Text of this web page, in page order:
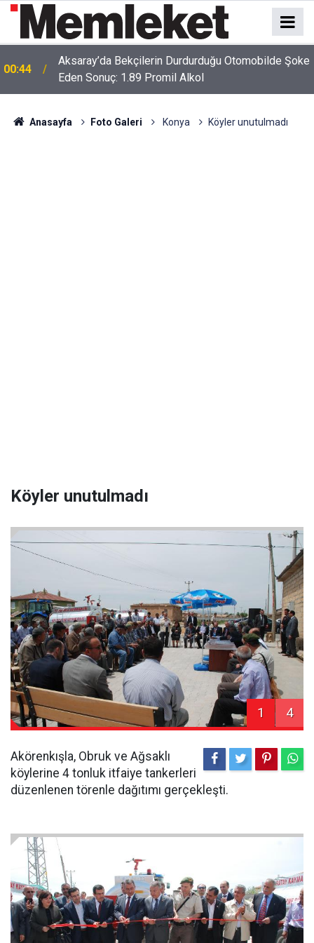
00:44
Aksaray’da Bekçilerin Durdurduğu Otomobilde Şoke
Eden Sonuç: 1.89 Promil Alkol
Anasayfa Foto Galeri Konya Köyler unutulmadı
Köyler unutulmadı
1 4
Akörenkışla, Obruk ve Ağsaklı
köylerine 4 tonluk itfaiye tankerleri
düzenlenen törenle dağıtımı gerçekleşti.